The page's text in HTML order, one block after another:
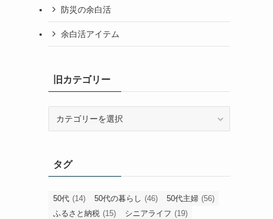
防災の余白活
余白活アイテム
旧カテゴリー
リ
ー
タグ
50代 (14) 50代の暮らし (46) 50代主婦 (56)
ふるさと納税 (15) シニアライフ (19)